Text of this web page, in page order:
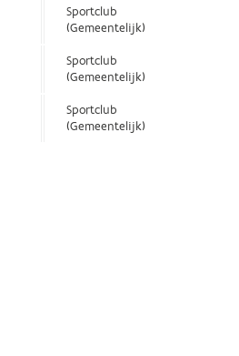
Sportclub
(Gemeentelijk)
Sportclub
(Gemeentelijk)
Sportclub
(Gemeentelijk)